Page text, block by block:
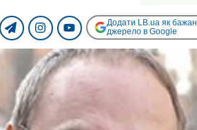
Додати LB.ua як
джерело в Google